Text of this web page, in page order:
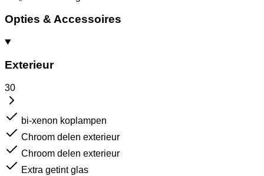
Opties & Accessoires
Exterieur
30
bi-xenon koplampen
Chroom delen exterieur
Chroom delen exterieur
Extra getint glas